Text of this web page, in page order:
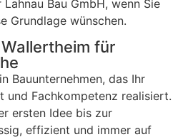
Bau GmbH, wenn Sie
Grundlage wünschen.
für
Bauunternehmen, das Ihr
und Fachkompetenz realisiert.
ersten Idee bis zur
effizient und immer auf